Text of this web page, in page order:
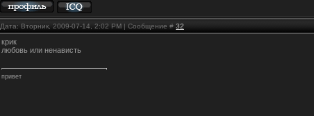
Дата: Вторник, 2009-07-14, 2:02 PM | Сообщение # 32
крик
любовь или ненависть
привет